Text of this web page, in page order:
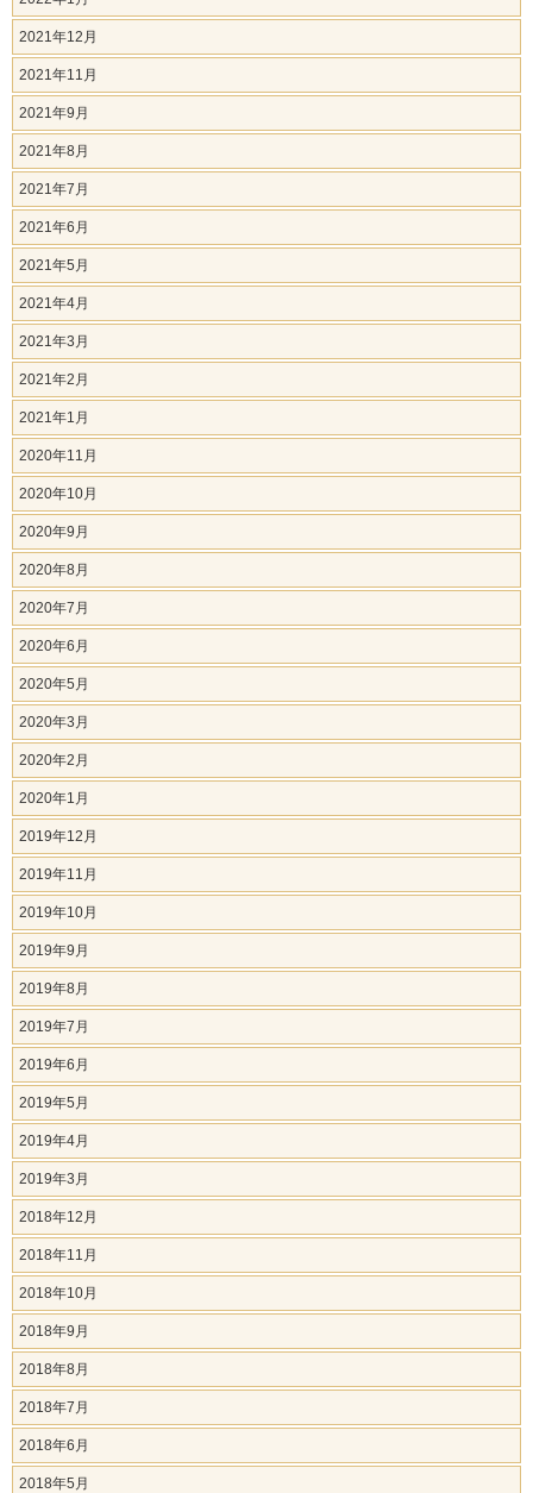
2021年12月
2021年11月
2021年9月
2021年8月
2021年7月
2021年6月
2021年5月
2021年4月
2021年3月
2021年2月
2021年1月
2020年11月
2020年10月
2020年9月
2020年8月
2020年7月
2020年6月
2020年5月
2020年3月
2020年2月
2020年1月
2019年12月
2019年11月
2019年10月
2019年9月
2019年8月
2019年7月
2019年6月
2019年5月
2019年4月
2019年3月
2018年12月
2018年11月
2018年10月
2018年9月
2018年8月
2018年7月
2018年6月
2018年5月